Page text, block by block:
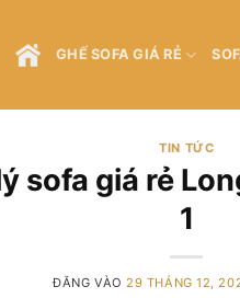
GHẾ SOFA GIÁ RẺ
TIN TỨC
sofa giá rẻ
1
ĐĂNG VÀO 29 THÁNG 12,